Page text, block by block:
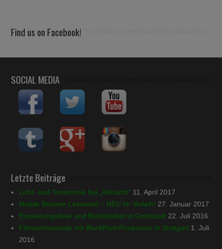
Find us on Facebook!
SOCIAL MEDIA
Letzte Beiträge
Licht- und Tontechnik bei „Allmächt“ 11. April 2017
Mobile Beamer Leinwand – NEU im Verleih! 27. Januar 2017
Einweihungsfeier und Betriebsfest in Grettstadt 22. Juli 2016
Filmwochenende mit BlackRiverProduction in Stuttgart 1. Juli
2016